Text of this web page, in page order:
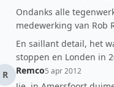
Ondanks alle
medewerking van Rob
En saillant detail, het
stoppen en Londen in
R
Remco5 apr 2012